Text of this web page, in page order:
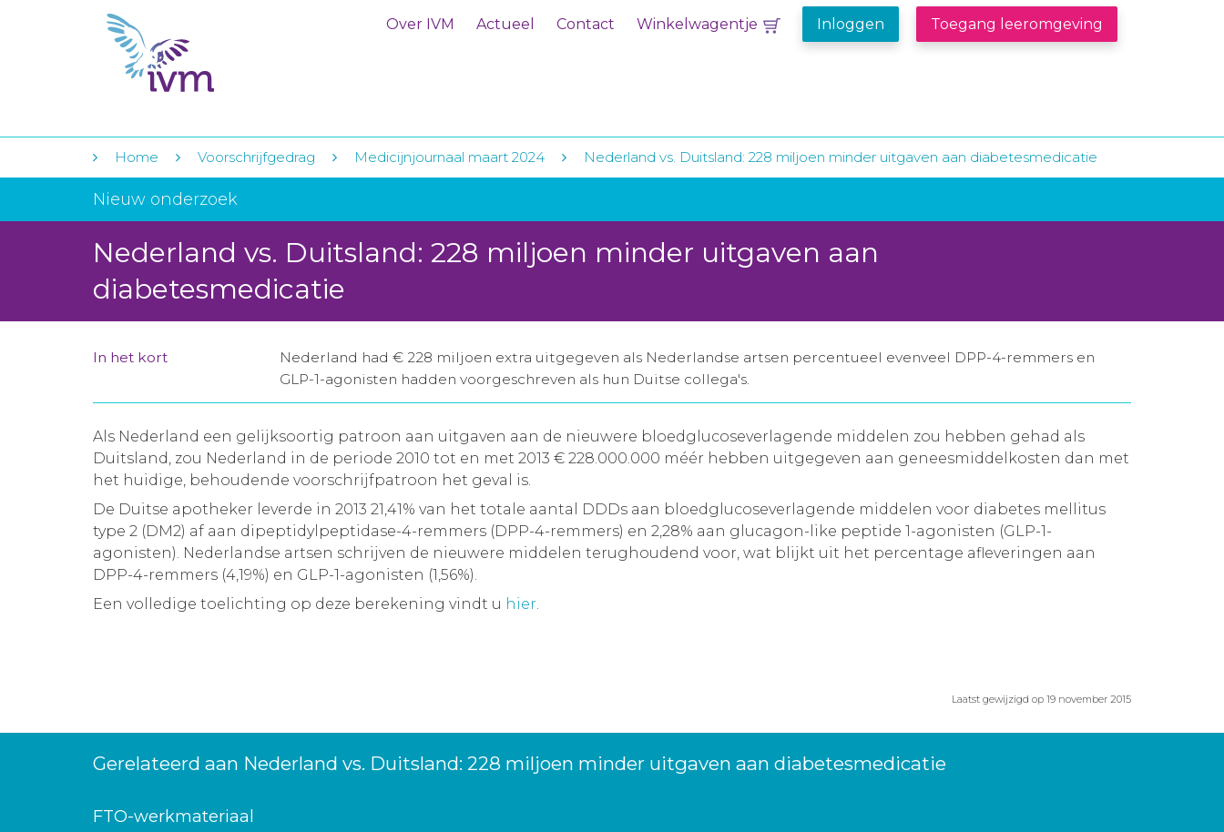
Over IVM Actueel Contact Winkelwagentje Inloggen Toegang leeromgeving
Home Voorschrijfgedrag Medicijnjournaal maart 2024 Nederland vs. Duitsland: 228 miljoen minder uitgaven aan diabetesmedicatie
Nieuw onderzoek
Nederland vs. Duitsland: 228 miljoen minder uitgaven aan
diabetesmedicatie
In het kort
Nederland had € 228 miljoen extra uitgegeven als Nederlandse artsen percentueel evenveel DPP-4-remmers en
GLP-1-agonisten hadden voorgeschreven als hun Duitse collega's.
Als Nederland een gelijksoortig patroon aan uitgaven aan de nieuwere bloedglucoseverlagende middelen zou hebben gehad als
Duitsland, zou Nederland in de periode 2010 tot en met 2013 € 228.000.000 méér hebben uitgegeven aan geneesmiddelkosten dan met
het huidige, behoudende voorschrijfpatroon het geval is.
De Duitse apotheker leverde in 2013 21,41% van het totale aantal DDDs aan bloedglucoseverlagende middelen voor diabetes mellitus
type 2 (DM2) af aan dipeptidylpeptidase-4-remmers (DPP-4-remmers) en 2,28% aan glucagon-like peptide 1-agonisten (GLP-1-
agonisten). Nederlandse artsen schrijven de nieuwere middelen terughoudend voor, wat blijkt uit het percentage afleveringen aan
DPP-4-remmers (4,19%) en GLP-1-agonisten (1,56%).
Een volledige toelichting op deze berekening vindt u hier.
Laatst gewijzigd op 19 november 2015
Gerelateerd aan Nederland vs. Duitsland: 228 miljoen minder uitgaven aan diabetesmedicatie
FTO-werkmateriaal